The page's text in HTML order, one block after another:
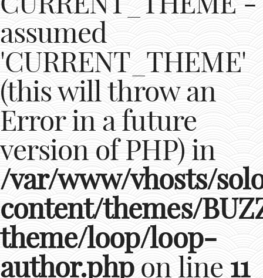
assumed
'CURRENT_THEME'
(this will throw an
Error in a future
version of PHP) in
/var/www/vhosts/
content/themes/
theme/loop/loop-
author.phpon line 11